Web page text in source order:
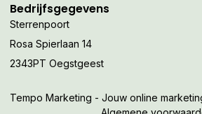
Bedrijfsgegevens
Sterrenpoort
Rosa Spierlaan 14
2343PT Oegstgeest
Tempo Marketing - Jouw online